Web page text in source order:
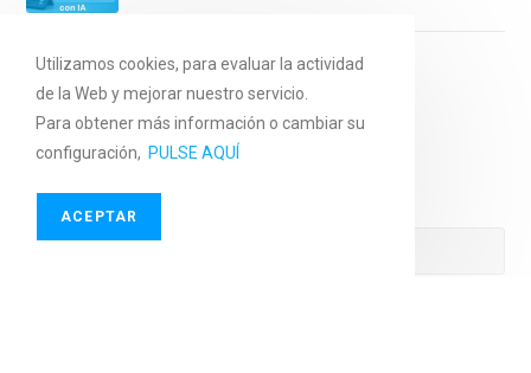
Mejorar la atención al cliente con IA
Buscar En El Blog
Utilizamos cookies, para evaluar la actividad
de la Web y mejorar nuestro servicio.
Para obtener más información o cambiar su
configuración, PULSE AQUÍ
ACEPTAR